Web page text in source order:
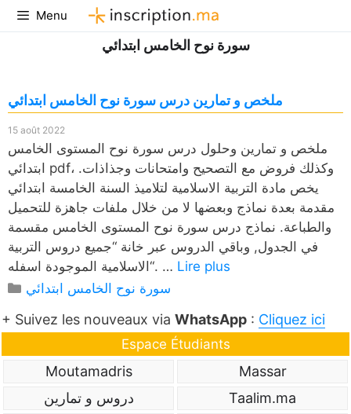
Aller
au
Menu
سورة نوح الخامس ابتدائي
ملخص و تمارين درس سورة نوح الخامس ابتدائي
15 août 2022
ملخص و تمارين وحلول درس سورة نوح المستوى الخامس
ابتدائي pdf، وكذلك فروض مع التصحيح وامتحانات وجذاذات.
يخص مادة التربية الاسلامية لتلاميذ السنة الخامسة ابتدائي
مقدمة بعدة نماذج وبعضها لا من خلال ملفات جاهزة للتحميل
والطباعة. نماذج درس سورة نوح المستوى الخامس مقسمة
في الجدول, وباقي الدروس عبر خانة “جميع دروس التربية
الاسلامية الموجودة اسفله“. … Lire plus
Catégories
سورة نوح الخامس ابتدائي
+ Suivez les nouveaux via WhatsApp : Cliquez ici
Espace Étudiants
Massar
Moutamadris
Taalim.ma
دروس و تمارين